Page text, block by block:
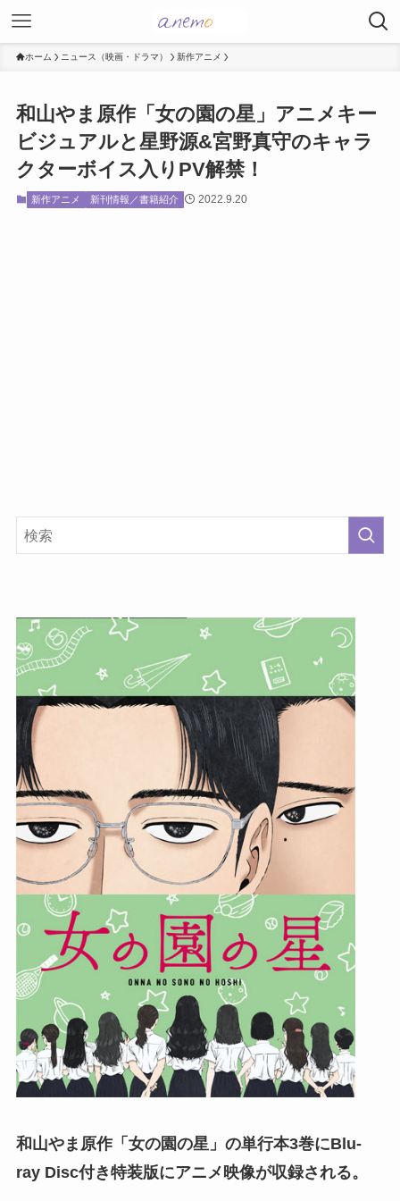
ホーム ニュース（映画・ドラマ） 新作アニメ
和山やま原作「女の園の星」アニメキー
ビジュアルと星野源&宮野真守のキャラ
クターボイス入りPV解禁！
新作アニメ 新刊情報／書籍紹介 2022.9.20
和山やま原作「女の園の星」の単行本3巻にBlu-
ray Disc付き特装版にアニメ映像が収録される。